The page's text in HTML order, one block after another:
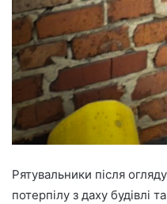
Рятувальники після
потерпілу з даху будівлі